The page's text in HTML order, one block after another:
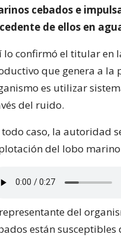
cebados e
de ellos en
lo confirmó el titular en
que genera a la
es utilizar
del ruido.
todo caso, la autoridad
del lobo
del
están susceptibles